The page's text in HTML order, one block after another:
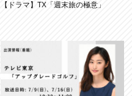
【ドラマ】TX「週末旅の極意」